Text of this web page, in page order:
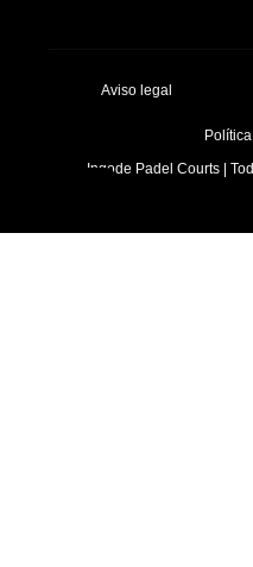
Aviso legal
Ingode Padel Courts |